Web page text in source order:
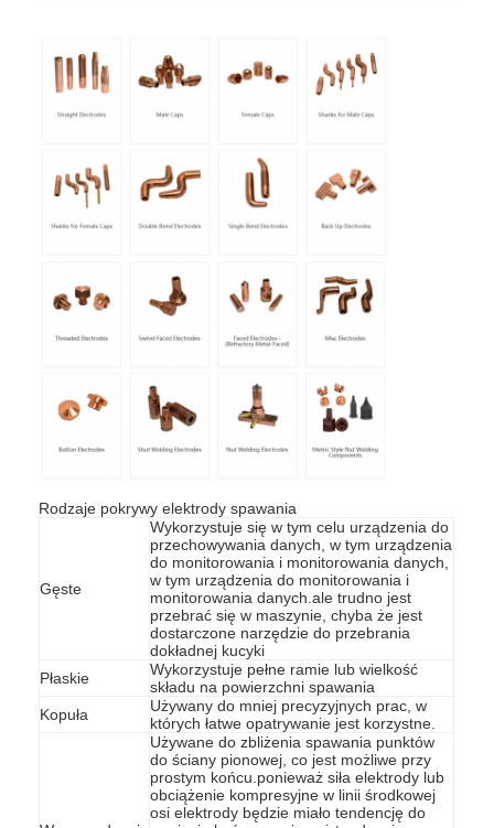
Rodzaje pokrywy elektrody spawania
Gęste
Wykorzystuje się w tym celu urządzenia do
przechowywania danych, w tym urządzenia
do monitorowania i monitorowania danych,
w tym urządzenia do monitorowania i
monitorowania danych.ale trudno jest
przebrać się w maszynie, chyba że jest
dostarczone narzędzie do przebrania
dokładnej kucyki
Płaskie
Wykorzystuje pełne ramie lub wielkość
składu na powierzchni spawania
Kopuła
Używany do mniej precyzyjnych prac, w
których łatwe opatrywanie jest korzystne.
Używane do zbliżenia spawania punktów
do ściany pionowej, co jest możliwe przy
prostym końcu.ponieważ siła elektrody lub
obciążenie kompresyjne w linii środkowej
osi elektrody będzie miało tendencję do